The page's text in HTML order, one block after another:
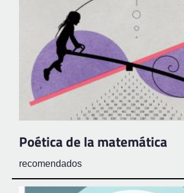
Poética de la matemática
recomendados